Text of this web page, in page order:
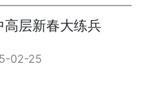
层新春大练兵
02-25